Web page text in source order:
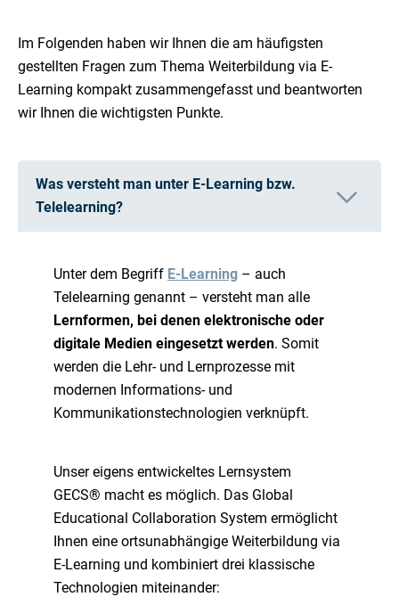
Im Folgenden haben wir Ihnen die am häufigsten
gestellten Fragen zum Thema Weiterbildung via E-
Learning kompakt zusammengefasst und beantworten
wir Ihnen die wichtigsten Punkte.
Was versteht man unter E-Learning bzw.
Telelearning?
Unter dem Begriff E-Learning – auch
Telelearning genannt – versteht man alle
Lernformen, bei denen elektronische oder
digitale Medien eingesetzt werden. Somit
werden die Lehr- und Lernprozesse mit
modernen Informations- und
Kommunikationstechnologien verknüpft.
Unser eigens entwickeltes Lernsystem
GECS® macht es möglich. Das Global
Educational Collaboration System ermöglicht
Ihnen eine ortsunabhängige Weiterbildung via
E-Learning und kombiniert drei klassische
Technologien miteinander: